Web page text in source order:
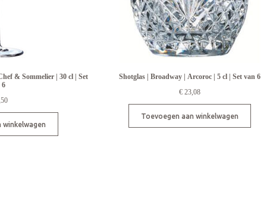
& Sommelier | 30 cl | Set
6
winkelwagen
Shotglas | Broadway | Arcoroc | 5 cl | Set van 6
€ 23,08
Toevoegen aan winkelwagen